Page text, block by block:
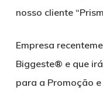
nosso cliente
Empresa
Biggeste® e que
para a Promoção